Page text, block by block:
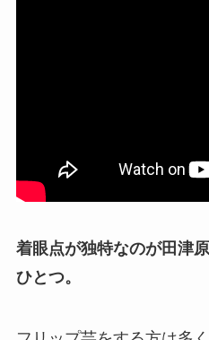
着眼点が独特なのが田津
ひとつ。